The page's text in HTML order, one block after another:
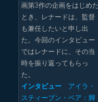
画第3作の企画をはじめ
とき、レナードは、監督
も兼任したいと申し出
た。今回のインタビュー
ではレナードに、その当
時を振り返ってもらっ
た。
インタビュー アイラ・
スティーブン・ベア：脚